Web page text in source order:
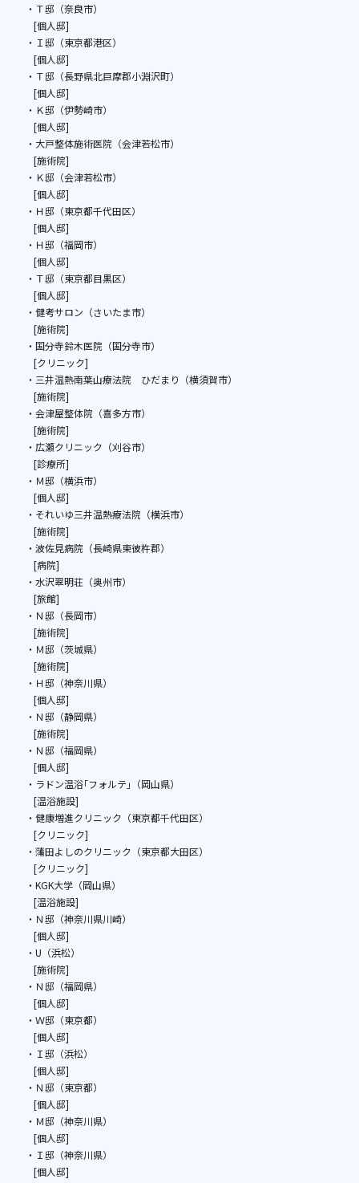
・Ｔ邸（奈良市）
[個人邸]
・Ｉ邸（東京都港区）
[個人邸]
・Ｔ邸（長野県北巨摩郡小淵沢町）
[個人邸]
・Ｋ邸（伊勢崎市）
[個人邸]
・大戸整体施術医院（会津若松市）
[施術院]
・Ｋ邸（会津若松市）
[個人邸]
・Ｈ邸（東京都千代田区）
[個人邸]
・Ｈ邸（福岡市）
[個人邸]
・Ｔ邸（東京都目黒区）
[個人邸]
・健考サロン（さいたま市）
[施術院]
・国分寺鈴木医院（国分寺市）
[クリニック]
・三井温熱南葉山療法院 ひだまり（横須賀市）
[施術院]
・会津屋整体院（喜多方市）
[施術院]
・広瀬クリニック（刈谷市）
[診療所]
・Ｍ邸（横浜市）
[個人邸]
・それいゆ三井温熱療法院（横浜市）
[施術院]
・波佐見病院（長崎県東彼杵郡）
[病院]
・水沢翠明荘（奥州市）
[旅館]
・Ｎ邸（長岡市）
[施術院]​​​​​​​
・Ｍ邸（茨城県）
[施術院]
・Ｈ邸（神奈川県）
[個人邸]
・Ｎ邸（静岡県）
[施術院]
・Ｎ邸（福岡県）
[個人邸]
・ラドン温浴｢フォルテ｣（岡山県）
[温浴施設]
・健康増進クリニック（東京都千代田区）
[クリニック]
・蒲田よしのクリニック（東京都大田区）
[クリニック]
・KGK大学（岡山県）
[温浴施設]
・Ｎ邸（神奈川県川崎）
[個人邸]
・U（浜松）
[施術院]
・Ｎ邸（福岡県）
[個人邸]
・Ｗ邸（東京都）
[個人邸]
・Ｉ邸（浜松）
[個人邸]
・Ｎ邸（東京都）
[個人邸]
・Ｍ邸（神奈川県）
[個人邸]
・Ｉ邸（神奈川県）
[個人邸]